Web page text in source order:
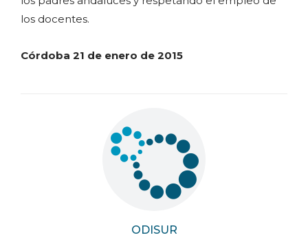
ODISUR
los docentes.
Córdoba 21 de enero de 2015